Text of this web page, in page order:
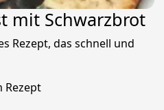
mit Schwarzbrot
Rezept, das schnell und
Rezept